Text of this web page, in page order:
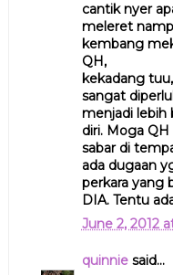
cantik nyer
meleret
kembang
QH,
kekadang
sangat
menjadi lebih
diri. Moga
sabar di
ada dugaan
perkara yang
DIA. Tentu
June 2, 2012
quinniesaid...